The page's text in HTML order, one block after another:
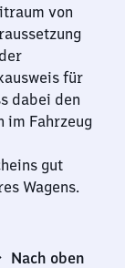
von
für
dabei den
im Fahrzeug
gut
Wagens.
Nach oben